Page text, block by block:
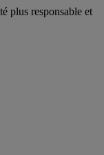
plus responsable et